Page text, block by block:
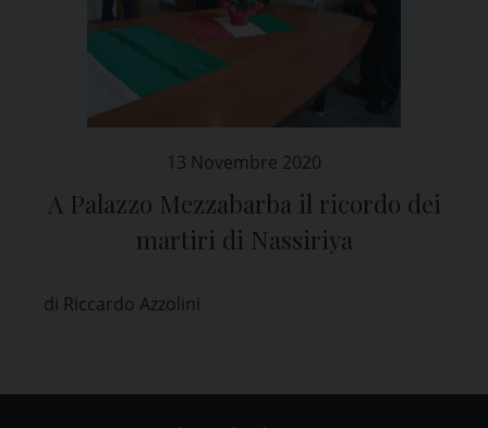
13 Novembre 2020
A Palazzo Mezzabarba il ricordo dei
martiri di Nassiriya
di Riccardo Azzolini